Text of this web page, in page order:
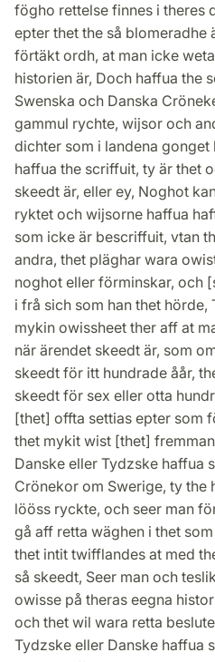
fögho rettelse finnes i theres
epter thet the så blomeradhe
förtäkt ordh, at man icke
historien är, Doch haffua the
Swenska och Danska
gammul rychte, wijsor och
dichter som i landena
haffua the scriffuit, ty är thet
skeedt är, eller ey, Noghot
ryktet och wijsorne haffua
som icke är bescriffuit, vtan
andra, thet pläghar wara
noghot eller förminskar, och
i frå sich som han thet hörde,
mykin owissheet ther aff at
när ärendet skeedt är, som
skeedt för itt hundrade åår,
skeedt för sex eller otta
[thet] offta settias epter som
thet mykit wist [thet]
Danske eller Tydzske haffua
Crönekor om Swerige, ty
lööss ryckte, och seer man
gå aff retta wäghen i thet
thet intit twifflandes at med
så skeedt, Seer man och
owisse på theras eegna
och thet wil wara retta
Tydzske eller Danske haffua